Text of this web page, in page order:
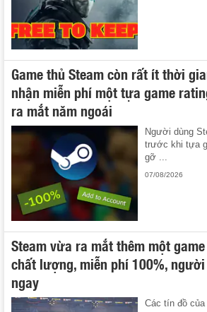
Game thủ Steam còn rất ít thời
nhận miễn phí một tựa game
ra mắt năm ngoái
Người dùng
trước khi tựa
gỡ ...
07/08/2026
Steam vừa ra mắt thêm một
chất lượng, miễn phí 100%,
ngay
Các tín đồ của